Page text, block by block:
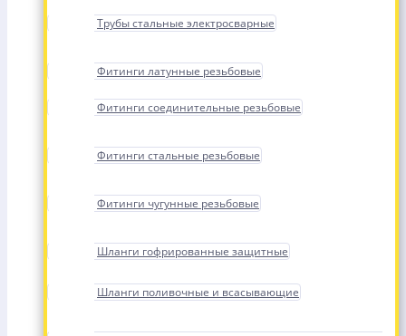
Трубы стальные электросварные
Фитинги латунные резьбовые
Фитинги соединительные резьбовые
Фитинги стальные резьбовые
Фитинги чугунные резьбовые
Шланги гофрированные защитные
Шланги поливочные и всасывающие